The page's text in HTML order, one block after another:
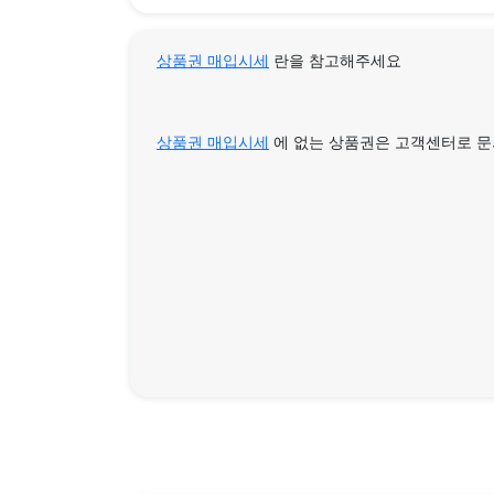
상품권 매입시세 란을 참고해주세요
상품권 매입시세 에 없는 상품권은 고객센터로